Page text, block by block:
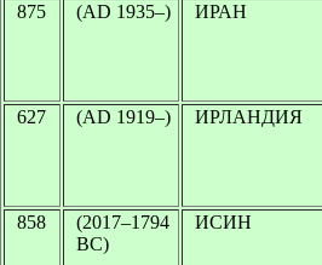
875 (AD 1935–) ИРАН
627 (AD 1919–) ИРЛАНДИЯ
858
(2017–1794
BC)
ИСИН